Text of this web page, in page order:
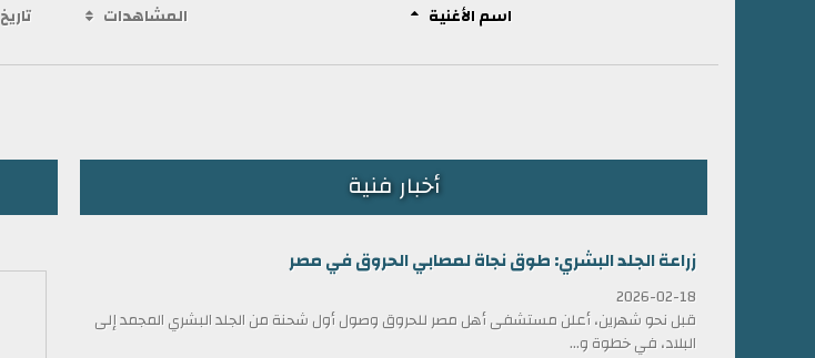
اسم الأغنية المشاهدات تاريخ
أخبار فنية
زراعة الجلد البشري: طوق نجاة لمصابي الحروق في مصر
2026-02-18
قبل نحو شهرين، أعلن مستشفى أهل مصر للحروق وصول أول شحنة من الجلد البشري المجمد إلى
البلاد، في خطوة و...